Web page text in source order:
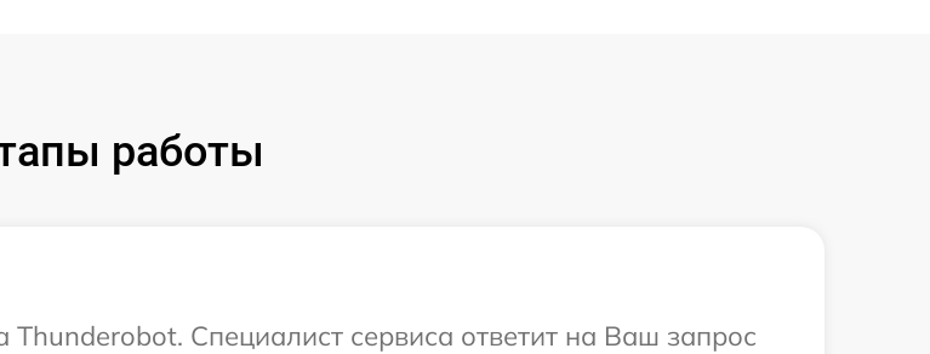
работы
Thunderobot. Специалист сервиса ответит на Ваш запрос